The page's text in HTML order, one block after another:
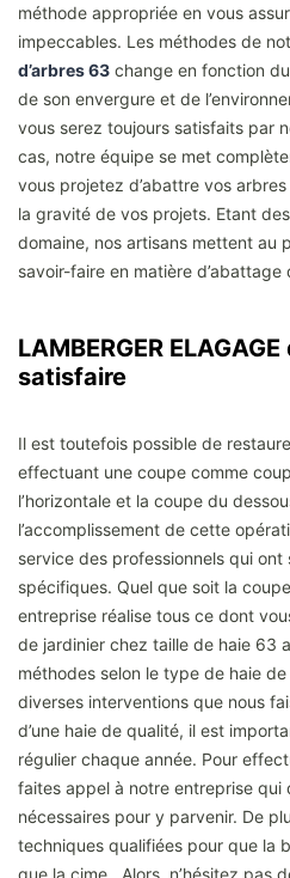
méthode appropriée en vous
impeccables. Les méthodes de
d’arbres 63 change en fonction
de son envergure et de
vous serez toujours satisfaits par
cas, notre équipe se met
vous projetez d’abattre vos
la gravité de vos projets. Etant
domaine, nos artisans mettent au
savoir-faire en matière d’abattage
LAMBERGER
satisfaire
Il est toutefois possible de
effectuant une coupe comme
l’horizontale et la coupe du
l’accomplissement de cette
service des professionnels qui ont
spécifiques. Quel que soit la
entreprise réalise tous ce dont
de jardinier chez taille de haie 63
méthodes selon le type de haie
diverses interventions que nous
d’une haie de qualité, il est
régulier chaque année. Pour
faites appel à notre entreprise qui
nécessaires pour y parvenir. De
techniques qualifiées pour que la
que la cime. Alors, n’hésitez pas